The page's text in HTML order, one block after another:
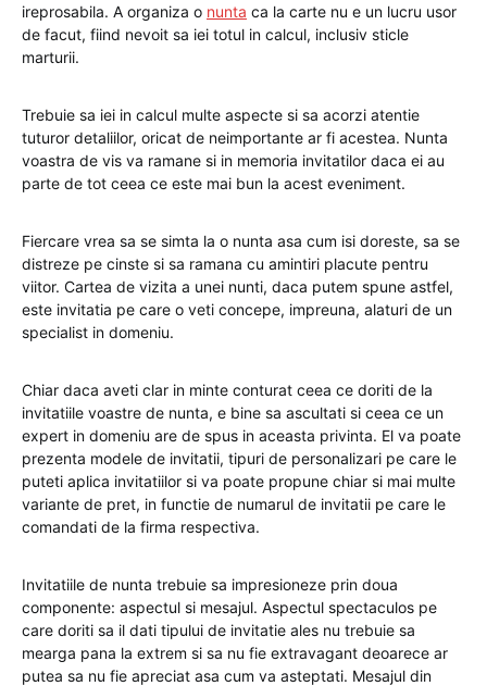
ireprosabila. A organiza o nunta ca la carte nu e un lucru usor
de facut, fiind nevoit sa iei totul in calcul, inclusiv sticle
marturii.
Trebuie sa iei in calcul multe aspecte si sa acorzi atentie
tuturor detaliilor, oricat de neimportante ar fi acestea. Nunta
voastra de vis va ramane si in memoria invitatilor daca ei au
parte de tot ceea ce este mai bun la acest eveniment.
Fiercare vrea sa se simta la o nunta asa cum isi doreste, sa se
distreze pe cinste si sa ramana cu amintiri placute pentru
viitor. Cartea de vizita a unei nunti, daca putem spune astfel,
este invitatia pe care o veti concepe, impreuna, alaturi de un
specialist in domeniu.
Chiar daca aveti clar in minte conturat ceea ce doriti de la
invitatiile voastre de nunta, e bine sa ascultati si ceea ce un
expert in domeniu are de spus in aceasta privinta. El va poate
prezenta modele de invitatii, tipuri de personalizari pe care le
puteti aplica invitatiilor si va poate propune chiar si mai multe
variante de pret, in functie de numarul de invitatii pe care le
comandati de la firma respectiva.
Invitatiile de nunta trebuie sa impresioneze prin doua
componente: aspectul si mesajul. Aspectul spectaculos pe
care doriti sa il dati tipului de invitatie ales nu trebuie sa
mearga pana la extrem si sa nu fie extravagant deoarece ar
putea sa nu fie apreciat asa cum va asteptati. Mesajul din